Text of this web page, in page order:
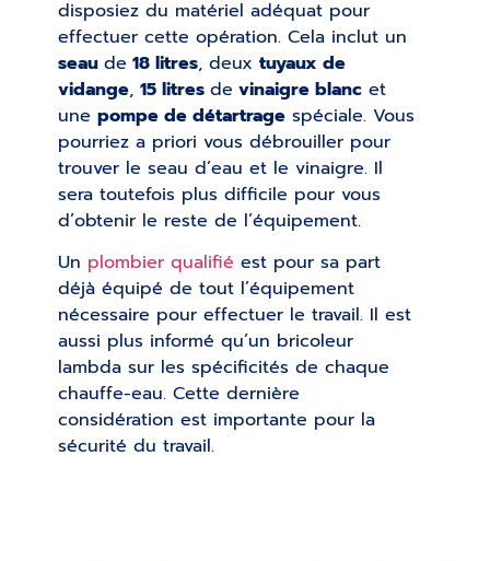
disposiez du matériel adéquat pour
effectuer cette opération. Cela inclut un
seaude 18 litres, deuxtuyaux de
vidange,15 litresde vinaigre blanc et
unepompe de détartrage spéciale. Vous
pourriez a priori vous débrouiller pour
trouver le seau d’eau et le vinaigre. Il
sera toutefois plus difficile pour vous
d’obtenir le reste de l’équipement.
Un plombier qualifié est pour sa part
déjà équipé de tout l’équipement
nécessaire pour effectuer le travail. Il est
aussi plus informé qu’un bricoleur
lambda sur les spécificités de chaque
chauffe-eau. Cette dernière
considération est importante pour la
sécurité du travail.